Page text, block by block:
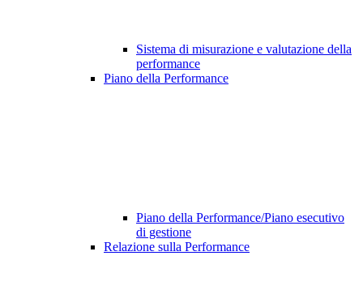
Sistema di misurazione e valutazione della
performance
Piano della Performance
Piano della Performance/Piano esecutivo
di gestione
Relazione sulla Performance